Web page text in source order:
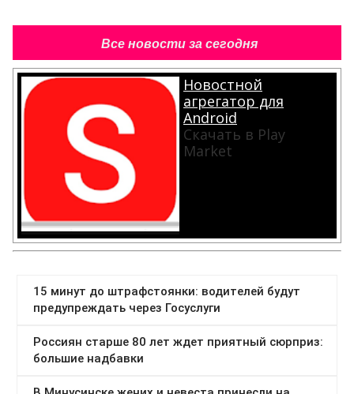
Все новости за сегодня
Новостной
агрегатор для
Android
Скачать в Play
Market